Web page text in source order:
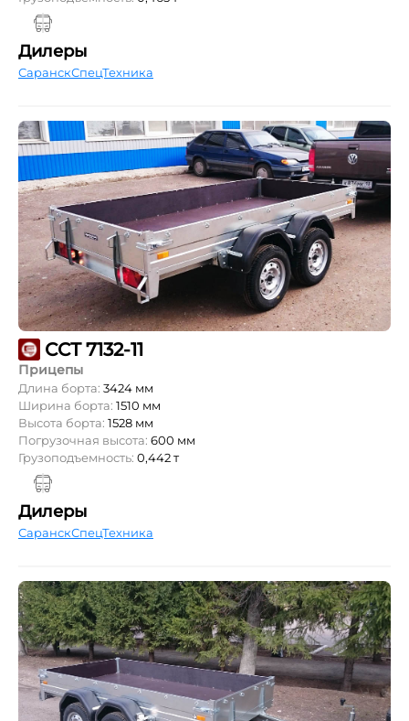
Дилеры
СаранскСпецТехника
ССТ 7132-11
Прицепы
Длина борта: 3424 мм
Ширина борта: 1510 мм
Высота борта: 1528 мм
Погрузочная высота: 600 мм
Грузоподъемность: 0,442 т
Дилеры
СаранскСпецТехника